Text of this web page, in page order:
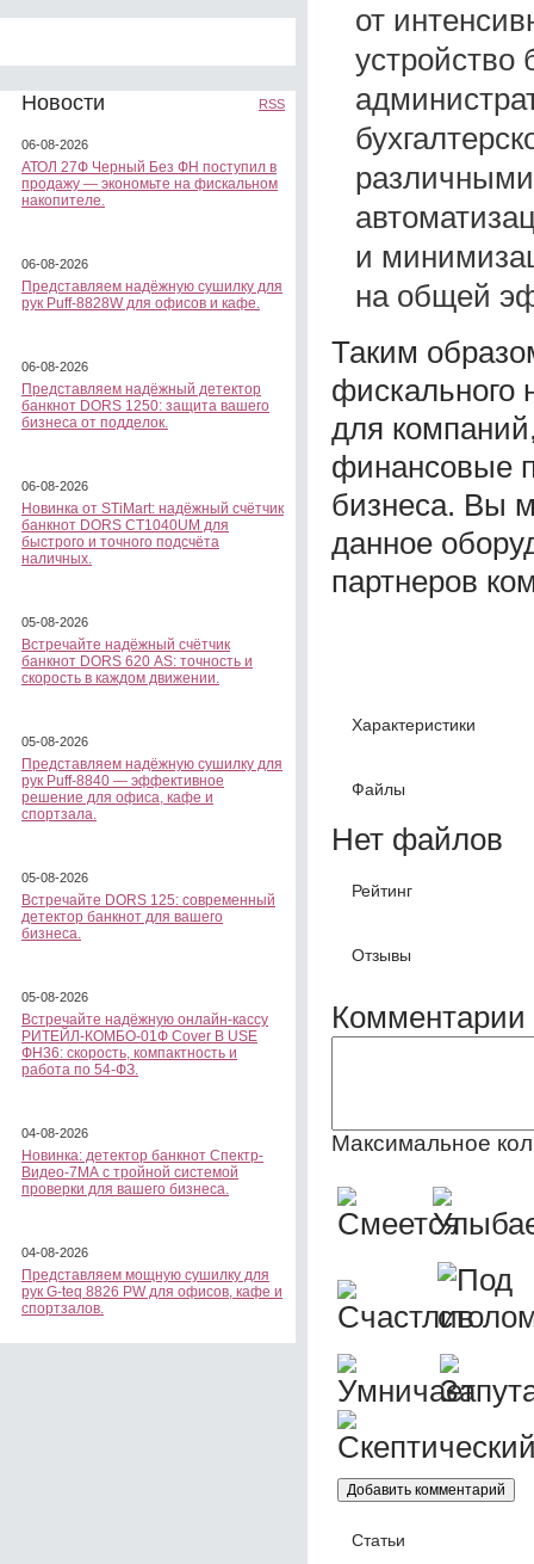
Новости RSS
06-08-2026
АТОЛ 27Ф Черный Без ФН поступил в
продажу — экономьте на фискальном
накопителе.
06-08-2026
Представляем надёжную сушилку для
рук Puff-8828W для офисов и кафе.
06-08-2026
Представляем надёжный детектор
банкнот DORS 1250: защита вашего
бизнеса от подделок.
06-08-2026
Новинка от STiMart: надёжный счётчик
банкнот DORS CT1040UM для
быстрого и точного подсчёта
наличных.
05-08-2026
Встречайте надёжный счётчик
банкнот DORS 620 АS: точность и
скорость в каждом движении.
05-08-2026
Представляем надёжную сушилку для
рук Puff-8840 — эффективное
решение для офиса, кафе и
спортзала.
05-08-2026
Встречайте DORS 125: современный
детектор банкнот для вашего
бизнеса.
05-08-2026
Встречайте надёжную онлайн-кассу
РИТЕЙЛ-КОМБО-01Ф Cover B USE
ФН36: скорость, компактность и
работа по 54-ФЗ.
04-08-2026
Новинка: детектор банкнот Спектр-
Видео-7МА с тройной системой
проверки для вашего бизнеса.
04-08-2026
Представляем мощную сушилку для
рук G-teq 8826 PW для офисов, кафе и
спортзалов.
от
устройство
и
на общей
Таким
фискального
для
финансовые
бизнеса. Вы
данное
партнеров
Характеристики
Файлы
Нет файлов
Рейтинг
Отзывы
Комментарии
Максимальное
Статьи